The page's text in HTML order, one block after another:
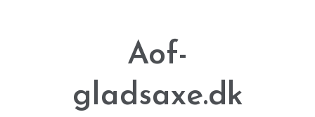
Aof-
gladsaxe.dk